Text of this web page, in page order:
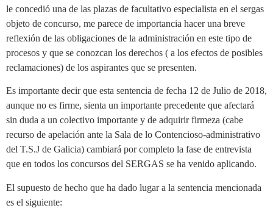
le concedió una de las plazas de facultativo especialista en el sergas
objeto de concurso, me parece de importancia hacer una breve
reflexión de las obligaciones de la administración en este tipo de
procesos y que se conozcan los derechos ( a los efectos de posibles
reclamaciones) de los aspirantes que se presenten.
Es importante decir que esta sentencia de fecha 12 de Julio de 2018,
aunque no es firme, sienta un importante precedente que afectará
sin duda a un colectivo importante y de adquirir firmeza (cabe
recurso de apelación ante la Sala de lo Contencioso-administrativo
del T.S.J de Galicia) cambiará por completo la fase de entrevista
que en todos los concursos del SERGAS se ha venido aplicando.
El supuesto de hecho que ha dado lugar a la sentencia mencionada
es el siguiente: